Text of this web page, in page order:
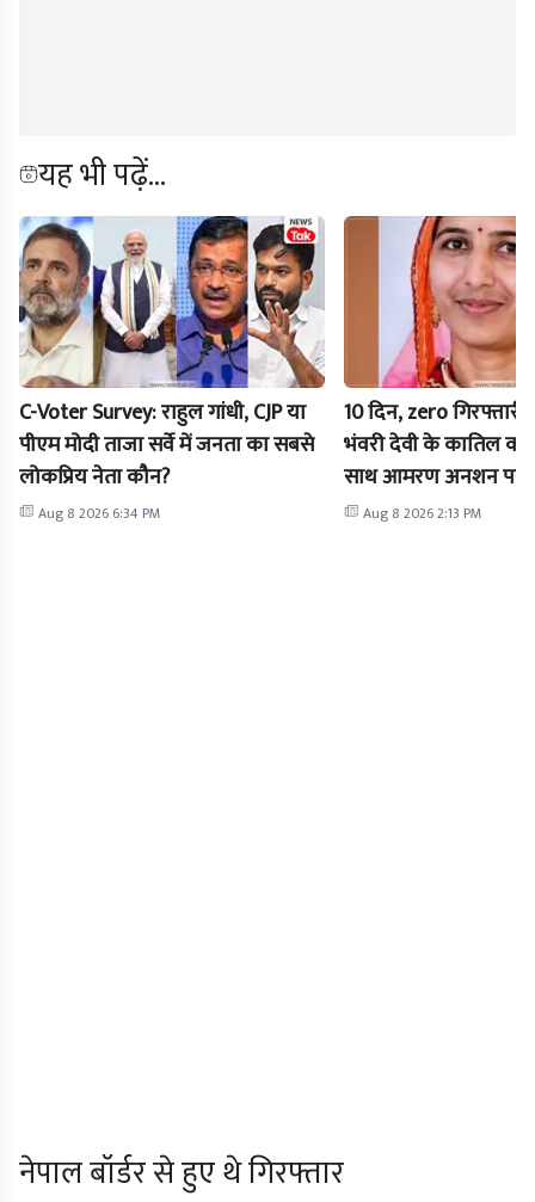
यह भी पढ़ें...
C-Voter Survey: राहुल गांधी, CJP या
पीएम मोदी ताजा सर्वे में जनता का सबसे
लोकप्रिय नेता कौन?
Aug 8 2026 6:34 PM
10 दिन, zero
भंवरी देवी के कातिल
साथ आमरण अनशन पर
विधायक
Aug 8 2026 2:13 PM
नेपाल बॉर्डर से हुए थे गिरफ्तार